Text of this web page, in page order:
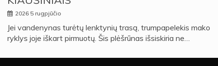
2026 5 rugpjūčio
Jei vandenynas turėtų lenktynių trasą, trumpapelekis mako
ryklys joje iškart pirmuotų. Šis plėšrūnas išsiskiria ne…